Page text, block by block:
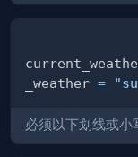
_weather =
必须以下划线或小